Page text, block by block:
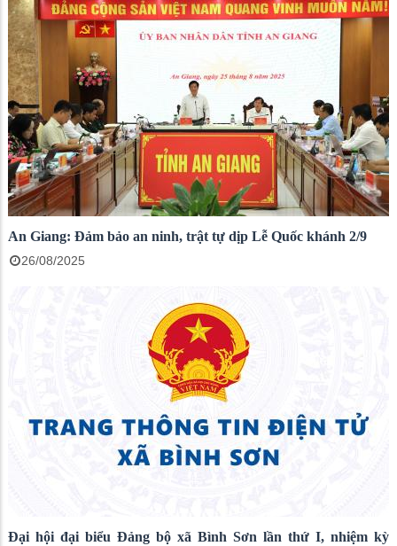
An Giang: Đảm bảo an ninh, trật tự dịp Lễ Quốc khánh 2/9
26/08/2025
Đại hội đại biểu Đảng bộ xã Bình Sơn lần thứ I, nhiệm kỳ